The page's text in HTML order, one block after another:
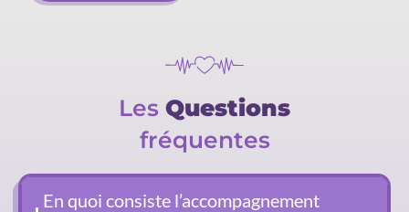
Les Questions
fréquentes
En quoi consiste l’accompagnement